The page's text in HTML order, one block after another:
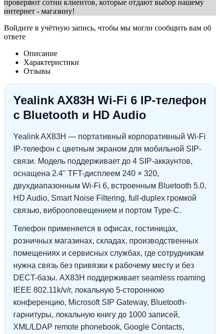
проверяют сотни клиентов, которые отдают выбор нашему
интернет - магазину!
Войдите в учётную запись, чтобы мы могли сообщить вам об
ответе
Описание
Характеристики
Отзывы
Yealink AX83H Wi-Fi 6 IP-телефон
с Bluetooth и HD Audio
Yealink AX83H — портативный корпоративный Wi-Fi
IP-телефон с цветным экраном для мобильной SIP-
связи. Модель поддерживает до 4 SIP-аккаунтов,
оснащена 2.4" TFT-дисплеем 240 × 320,
двухдиапазонным Wi-Fi 6, встроенным Bluetooth 5.0,
HD Audio, Smart Noise Filtering, full-duplex громкой
связью, виброоповещением и портом Type-C.
Телефон применяется в офисах, гостиницах,
розничных магазинах, складах, производственных
помещениях и сервисных службах, где сотрудникам
нужна связь без привязки к рабочему месту и без
DECT-базы. AX83H поддерживает seamless roaming
IEEE 802.11k/v/r, локальную 5-стороннюю
конференцию, Microsoft SIP Gateway, Bluetooth-
гарнитуры, локальную книгу до 1000 записей,
XML/LDAP remote phonebook, Google Contacts,